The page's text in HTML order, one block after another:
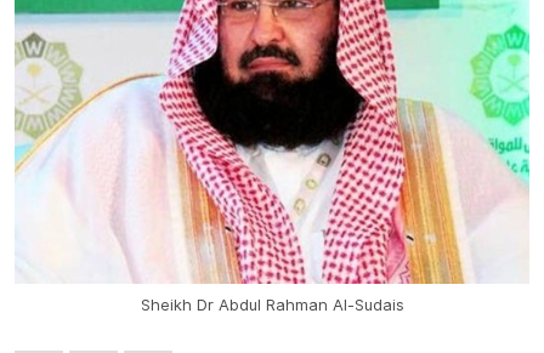
Sheikh Dr Abdul Rahman Al-Sudais